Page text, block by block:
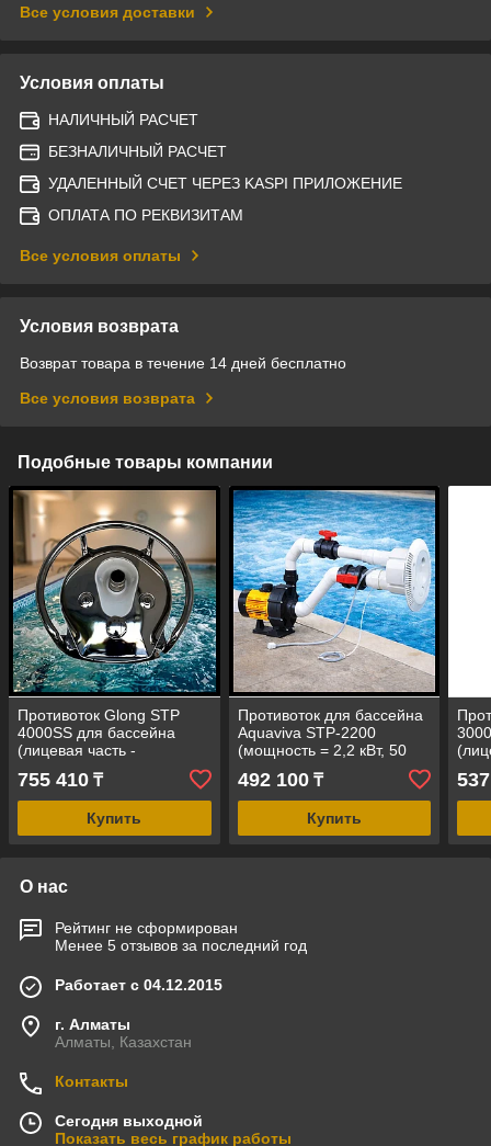
Все условия доставки
Условия оплаты
НАЛИЧНЫЙ РАСЧЕТ
БЕЗНАЛИЧНЫЙ РАСЧЕТ
УДАЛЕННЫЙ СЧЕТ ЧЕРЕЗ KASPI ПРИЛОЖЕНИЕ
ОПЛАТА ПО РЕКВИЗИТАМ
Все условия оплаты
Условия возврата
Возврат товара в течение 14 дней бесплатно
Все условия возврата
Подобные товары компании
Противоток Glong STP
4000SS для бассейна
(лицевая часть -
нержавеющая сталь, 75
м3/ч, 4,0 кВт, 5,5 HP)
755 410 ₸
Купить
Противоток для бассейна
Aquaviva STP-2200
(мощность = 2,2 кВт, 50
м³/ч, 3,0 HP, под бетон
или под пленку)
492 100₸
Купить
м3/
О нас
Рейтинг не сформирован
Менее 5 отзывов за последний год
Работает с 04.12.2015
г. Алматы
Алматы, Казахстан
Контакты
Сегодня выходной
Показать весь график работы